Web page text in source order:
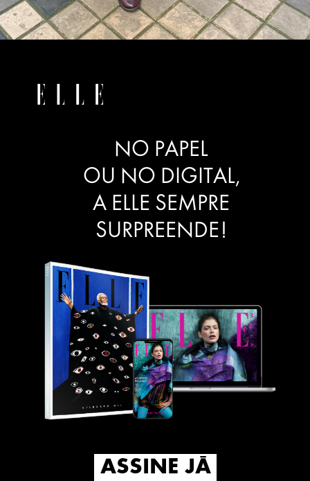
NO PAPEL
OU NO DIGITAL,
A ELLE SEMPRE
SURPREENDE!
ASSINE JÁ
ASSINE JÁ